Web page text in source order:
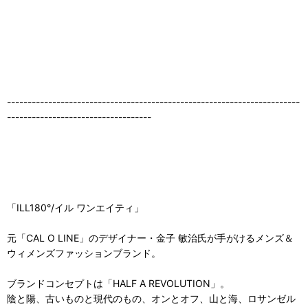
-----------------------------------------------------------------------
-----------------------------------
「ILL180°/イル ワンエイティ」
元「CAL O LINE」のデザイナー・金子 敏治氏が手がけるメンズ＆
ウィメンズファッションブランド。
ブランドコンセプトは「HALF A REVOLUTION」。
陰と陽、古いものと現代のもの、オンとオフ、山と海、ロサンゼル